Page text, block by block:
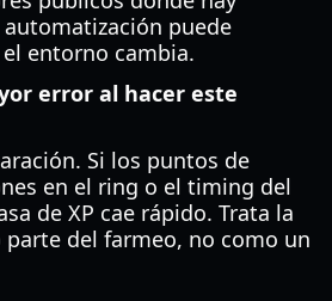
puede
entorno cambia.
error al hacer este
Si los puntos de
en el ring o el timing del
de XP cae rápido. Trata la
del farmeo, no como un